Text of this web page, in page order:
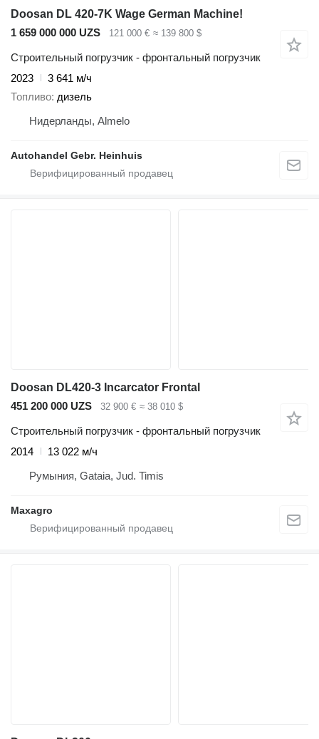
Doosan DL 420-7K Wage German Machine!
1 659 000 000 UZS
121 000 € ≈ 139 800 $
Строительный погрузчик - фронтальный погрузчик
2023
3 641 м/ч
Топливо дизель
Нидерланды, Almelo
Autohandel Gebr. Heinhuis
Doosan DL420-3 Incarcator Frontal
451 200 000 UZS
32 900 € ≈ 38 010 $
Строительный погрузчик - фронтальный погрузчик
2014
13 022 м/ч
Румыния, Gataia, Jud. Timis
Maxagro